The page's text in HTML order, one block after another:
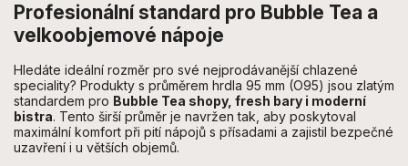
Profesionální standard pro Bubble Tea a
velkoobjemové nápoje
Hledáte ideální rozměr pro své nejprodávanější chlazené
speciality? Produkty s průměrem hrdla 95 mm (O95) jsou zlatým
standardem pro Bubble Tea shopy, fresh bary i moderní
bistra. Tento širší průměr je navržen tak, aby poskytoval
maximální komfort při pití nápojů s přísadami a zajistil bezpečné
uzavření i u větších objemů.